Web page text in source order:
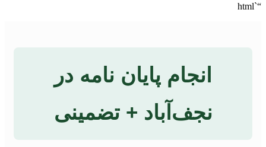
“`html
انجام پایان نامه در
نجف‌آباد + تضمینی